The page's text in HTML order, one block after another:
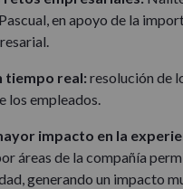
en apoyo de la
tiempo real: resolución de
los empleados.
impacto en la
áreas de la compañía
generando un impacto